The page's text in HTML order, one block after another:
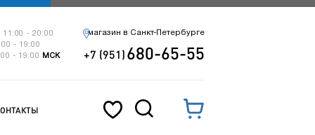
11:00 - 20:00
- 19:00
- 19:00
МСК
магазин в Санкт-Петербурге
+7 (951)680-65-55